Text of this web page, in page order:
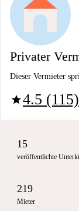
Privater
Dieser Vermieter
star4.5 (115)
15
veröffentlichte
219
Mieter